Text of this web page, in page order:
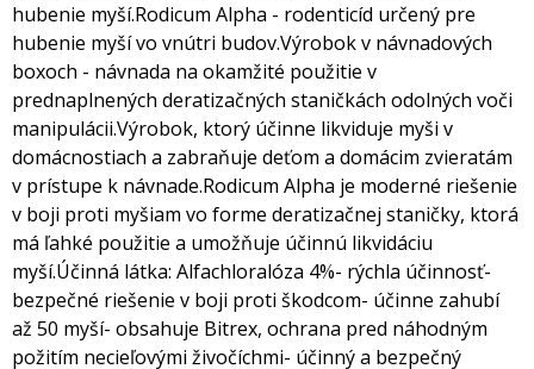
hubenie myší.Rodicum Alpha - rodenticíd určený pre
hubenie myší vo vnútri budov.Výrobok v návnadových
boxoch - návnada na okamžité použitie v
prednaplnených deratizačných staničkách odolných voči
manipulácii.Výrobok, ktorý účinne likviduje myši v
domácnostiach a zabraňuje deťom a domácim zvieratám
v prístupe k návnade.Rodicum Alpha je moderné riešenie
v boji proti myšiam vo forme deratizačnej staničky, ktorá
má ľahké použitie a umožňuje účinnú likvidáciu
myší.Účinná látka: Alfachloralóza 4%- rýchla účinnosť-
bezpečné riešenie v boji proti škodcom- účinne zahubí
až 50 myší- obsahuje Bitrex, ochrana pred náhodným
požitím necieľovými živočíchmi- účinný a bezpečný